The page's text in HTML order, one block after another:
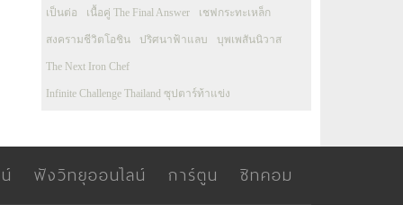
เป็นต่อ เนื้อคู่ The Final Answer เชฟกระทะเหล็ก
สงครามชีวิตโอชิน ปริศนาฟ้าแลบ บุพเพสันนิวาส
The Next Iron Chef
Infinite Challenge Thailand ซุปตาร์ท้าแข่ง
ฟังวิทยุออนไลน์ การ์ตูน ซิทคอม